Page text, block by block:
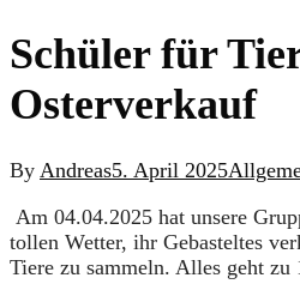
Schüler für
Osterverkauf
By Andreas5. April 2025
Am 04.04.2025 hat unsere
tollen Wetter, ihr Gebasteltes
Tiere zu sammeln. Alles geht zu